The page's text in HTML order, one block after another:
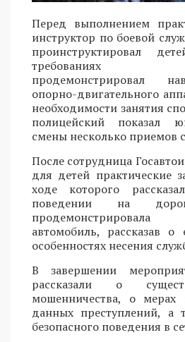
Перед выполнением
инструктор по боевой
проинструктировал
требованиях
продемонстрировал
опорно-двигательного
необходимости занятия
полицейский показал
смены несколько приемов
После сотрудница
для детей практические
ходе которого
поведении на
автомобиль, рассказав
особенностях несения
В завершении
рассказали о
мошенничества, о мерах
данных преступлений, а
безопасного поведения в